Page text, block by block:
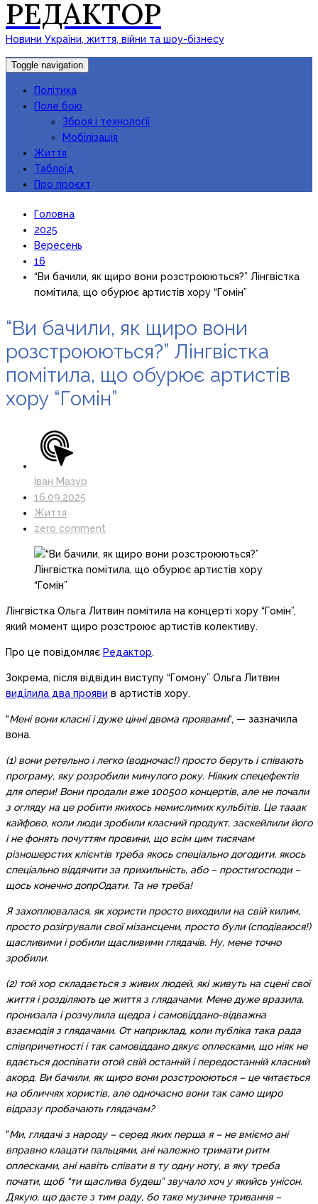
РЕДАКТОР
Новини України, життя, війни та шоу-бізнесу
Toggle navigation
Політика
Поле бою
Зброя і технології
Мобілізація
Життя
Таблоїд
Про проєкт
Головна
2025
Вересень
16
“Ви бачили, як щиро вони розстроюються?” Лінгвістка
помітила, що обурює артистів хору “Гомін”
“Ви бачили, як щиро вони
розстроюються?” Лінгвістка
помітила, що обурює артистів
хору “Гомін”
Іван Мазур
16.09.2025
Життя
zero comment
Лінгвістка Ольга Литвин помітила на концерті хору “Гомін”,
який момент щиро розстроює артистів колективу.
Про це повідомляє Редактор.
Зокрема, після відвідин виступу “Гомону” Ольга Литвин
виділила два прояви в артистів хору.
“Мені вони класні і дуже цінні двома проявами“, — зазначила
вона.
(1) вони ретельно і легко (водночас!) просто беруть і співають
програму, яку розробили минулого року. Ніяких спецефектів
для опери! Вони продали вже 100500 концертів, але не почали
з огляду на це робити якихось немислимих кульбітів. Це тааак
кайфово, коли люди зробили класний продукт, заскейлили його
і не фонять почуттям провини, що всім цим тисячам
різношерстих клієнтів треба якось спеціально догодити, якось
спеціально віддячити за прихильність, або – простигосподи –
щось конечно допрОдати. Та не треба!
Я захоплювалася, як хористи просто виходили на свій килим,
просто розігрували свої мізансцени, просто були (сподіваюся!)
щасливими і робили щасливими глядачів. Ну, мене точно
зробили.
(2) той хор складається з живих людей, які живуть на сцені свої
життя і розділяють це життя з глядачами. Мене дуже вразила,
пронизала і розчулила щедра і самовіддано-відважна
взаємодія з глядачами. От наприклад, коли публіка така рада
співпричетності і так самовіддано дякує оплесками, що ніяк не
вдається доспівати отой свій останній і передостанній класний
акорд. Ви бачили, як щиро вони розстроюються – це читається
на обличчях хористів, але одночасно вони так само щиро
відразу пробачають глядачам?
“Ми, глядачі з народу – серед яких перша я – не вміємо ані
вправно клацати пальцями, ані належно тримати ритм
оплесками, ані навіть співати в ту одну ноту, в яку треба
почати, щоб “ти щаслива будеш” звучало хоч у якийсь унісон.
Дякую, що даєте з тим раду, бо таке музичне тривання –